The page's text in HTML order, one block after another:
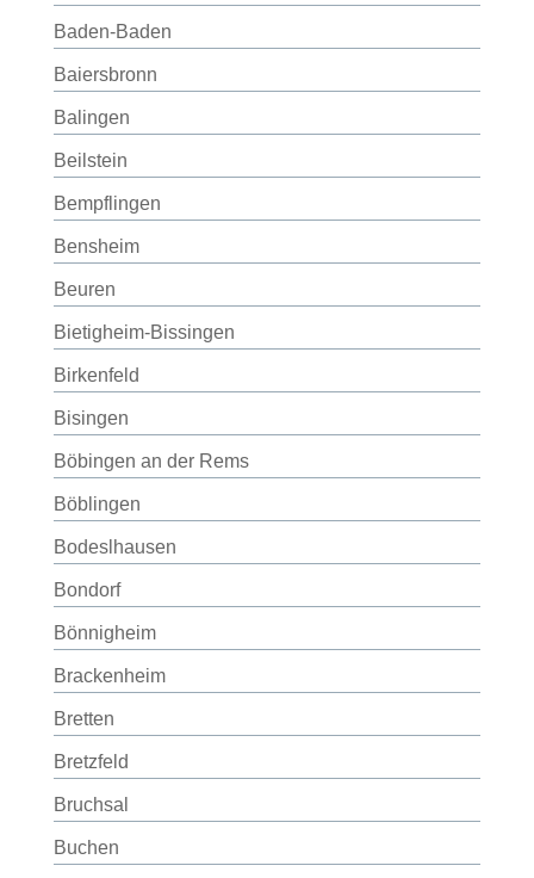
Baden-Baden
Baiersbronn
Balingen
Beilstein
Bempflingen
Bensheim
Beuren
Bietigheim-Bissingen
Birkenfeld
Bisingen
Böbingen an der Rems
Böblingen
Bodeslhausen
Bondorf
Bönnigheim
Brackenheim
Bretten
Bretzfeld
Bruchsal
Buchen